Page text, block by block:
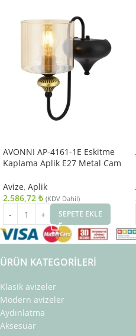
AVONNI AP-4161-1E Eskitme
Kaplama Aplik E27 Metal Cam
Avize, Aplik
2.586,72 ₺ (KDV Dahil)
SEPETE EKLE
ÜRÜN KATEGORILERI
Klasik avizeler
Modern avizeler
Aydınlatma
Aksesuar